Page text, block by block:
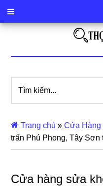
kiếm...
Trang chủ »Cửa Hàng
trấn Phú Phong, Tây
Cửa hàng sửa